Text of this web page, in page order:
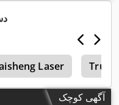
Laser
آگهی کوچک